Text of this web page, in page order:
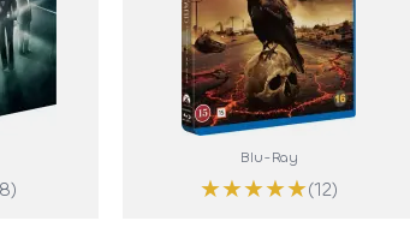
Blu-Ray
★★★★★(12)